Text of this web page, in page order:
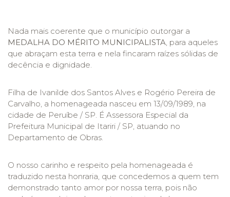
Nada mais coerente que o município outorgar a
MEDALHA DO MÉRITO MUNICIPALISTA, para aqueles
que abraçam esta terra e nela fincaram raízes sólidas de
decência e dignidade.
Filha de Ivanilde dos Santos Alves e Rogério Pereira de
Carvalho, a homenageada nasceu em 13/09/1989, na
cidade de Peruíbe / SP. É Assessora Especial da
Prefeitura Municipal de Itariri / SP, atuando no
Departamento de Obras.
O nosso carinho e respeito pela homenageada é
traduzido nesta honraria, que concedemos a quem tem
demonstrado tanto amor por nossa terra, pois não